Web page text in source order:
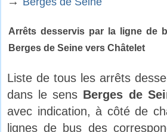
Arrêts desservis par la ligne de
Berges de Seine vers Châtelet
Liste de tous les arrêts
dans le sens Berges de
avec indication, à côté de
lignes de bus des